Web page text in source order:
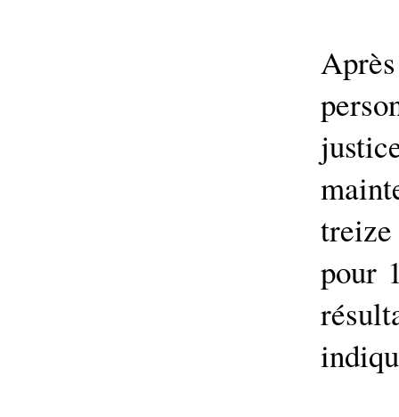
pour